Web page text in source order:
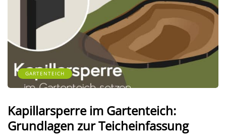
GARTENTEICH
Kapillarsperre im Gartenteich:
Grundlagen zur Teicheinfassung